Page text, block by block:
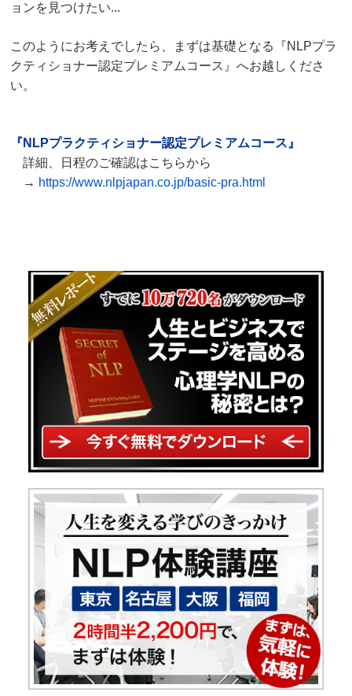
ョンを見つけたい...
このようにお考えでしたら、まずは基礎となる
『NLPプラ
クティショナー認定プレミアムコース』へお越しくださ
い。
『NLPプラクティショナー認定プレミアムコース』
詳細、日程のご確認はこちらから
→ https://www.nlpjapan.co.jp/basic-pra.html